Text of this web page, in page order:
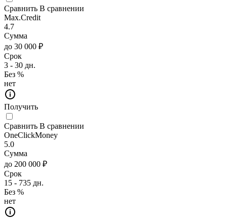
Сравнить В сравнении
Max.Credit
4.7
Сумма
до 30 000 ₽
Срок
3 - 30 дн.
Без %
нет
Получить
Сравнить В сравнении
OneClickMoney
5.0
Сумма
до 200 000 ₽
Срок
15 - 735 дн.
Без %
нет